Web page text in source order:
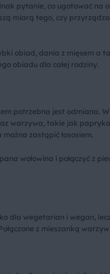
pytanie, co ugotować
miarą tego, czy
obiad, dania z mięsem
obiadu dla całej rodziny.
potrzebna jest
warzywa, takie jak
zastąpić łososiem.
wołowina i połączyć z
dla wegetarian i wegan,
z mieszanką